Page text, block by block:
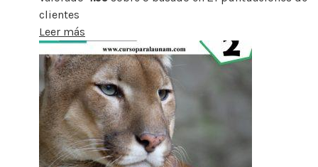
clientes
Leer más